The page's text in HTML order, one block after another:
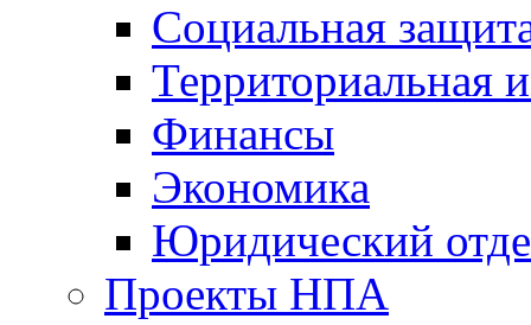
Социальная
Территориальная
Финансы
Экономика
Юридический
Проекты НПА